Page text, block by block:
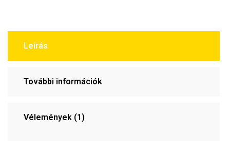
Leírás
További információk
Vélemények (1)